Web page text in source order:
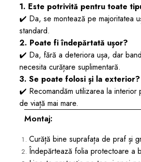
1. Este potrivită pentru toate
✔️ Da, se montează pe majoritatea
standard.
2. Poate fi îndepărtată ușor?
✔️ Da, fără a deteriora ușa, dar
necesita curățare suplimentară.
3. Se poate folosi și la exterior?
✔️ Recomandăm utilizarea la interior
de viață mai mare.
Montaj:
Curăță bine suprafața de praf și
Îndepărtează folia protectoare a